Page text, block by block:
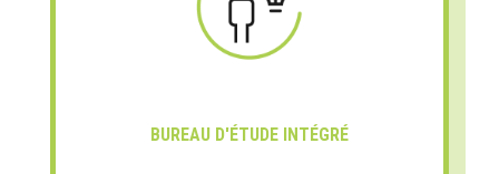
BUREAU D'ÉTUDE INTÉGRÉ